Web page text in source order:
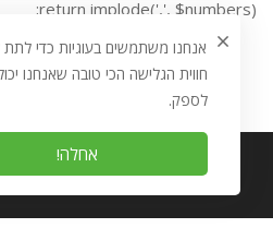
return implode(',', $numbers);
כל הזכויות שמורות לאוריגמי
אנחנו משתמשים בעוגיות כדי
חווית הגלישה הכי טובה שאנחנו
לספק.
אחלה!